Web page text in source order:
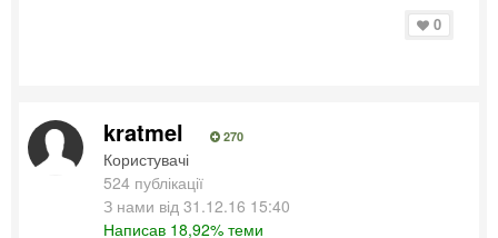
0
kratmel 270
Користувачі
524 публікації
З нами від 31.12.16 15:40
Написав 18,92% теми